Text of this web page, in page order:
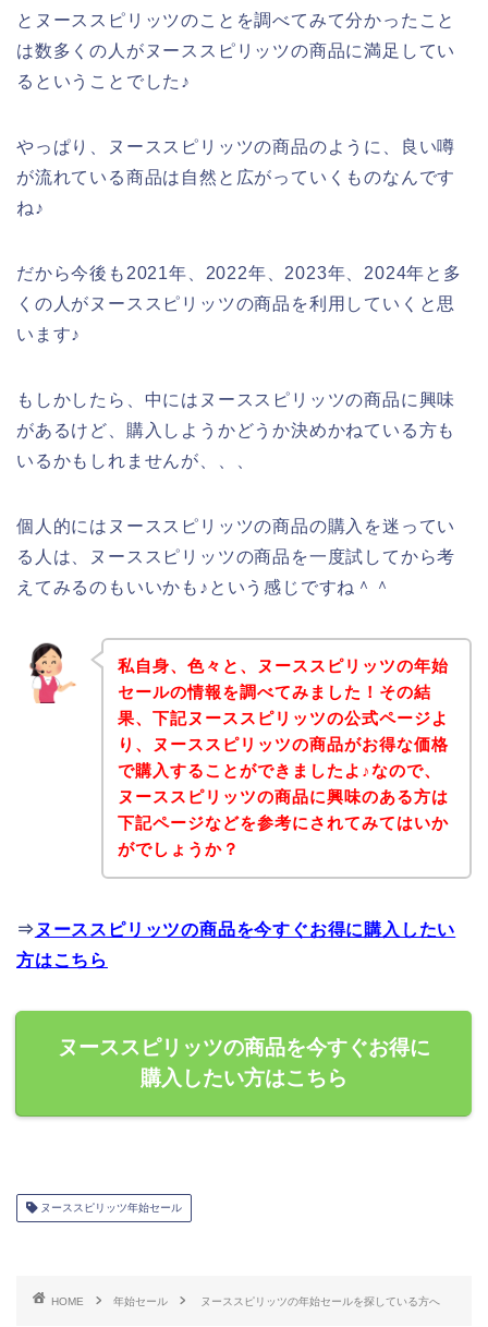
とヌーススピリッツのことを調べてみて分かったこと
は数多くの人がヌーススピリッツの商品に満足してい
るということでした♪
やっぱり、ヌーススピリッツの商品のように、良い噂
が流れている商品は自然と広がっていくものなんです
ね♪
だから今後も2021年、2022年、2023年、2024年と多
くの人がヌーススピリッツの商品を利用していくと思
います♪
もしかしたら、中にはヌーススピリッツの商品に興味
があるけど、購入しようかどうか決めかねている方も
いるかもしれませんが、、、
個人的にはヌーススピリッツの商品の購入を迷ってい
る人は、ヌーススピリッツの商品を一度試してから考
えてみるのもいいかも♪という感じですね＾＾
私自身、色々と、ヌーススピリッツの年始
セールの情報を調べてみました！その結
果、下記ヌーススピリッツの公式ページよ
り、ヌーススピリッツの商品がお得な価格
で購入することができましたよ♪なので、
ヌーススピリッツの商品に興味のある方は
下記ページなどを参考にされてみてはいか
がでしょうか？
⇒ ヌーススピリッツの商品を今すぐお得に購入したい
方はこちら
ヌーススピリッツの商品を今すぐお得に
購入したい方はこちら
ヌーススピリッツ年始セール
HOME 年始セール ヌーススピリッツの年始セールを探している方へ